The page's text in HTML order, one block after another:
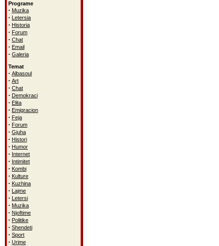
Programe
· Muzika
· Letersia
· Historia
· Forum
· Chat
· Email
· Galeria
Temat
· Albasoul
· Art
· Chat
· Demokraci
· Elita
· Emigracion
· Feja
· Forum
· Gjuha
· Histori
· Humor
· Internet
· Intimitet
· Kombi
· Kulture
· Kuzhina
· Lajme
· Letersi
· Muzika
· Njoftime
· Politike
· Shendeti
· Sport
· Urime